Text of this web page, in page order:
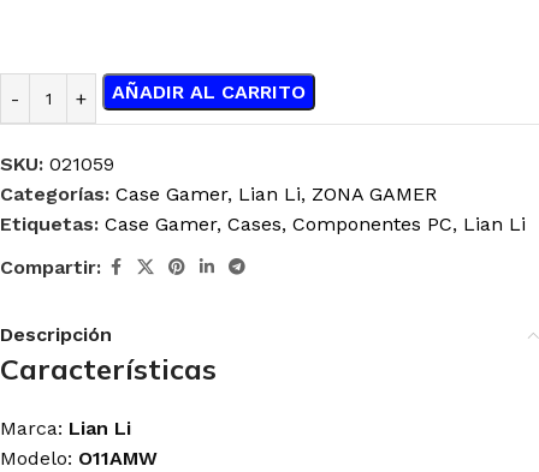
AÑADIR AL CARRITO
SKU: 021059
Categorías: Case Gamer, Lian Li, ZONA GAMER
Etiquetas: Case Gamer, Cases, Componentes PC, Lian Li
Compartir:
Descripción
Características
Marca: Lian Li
Modelo: O11AMW